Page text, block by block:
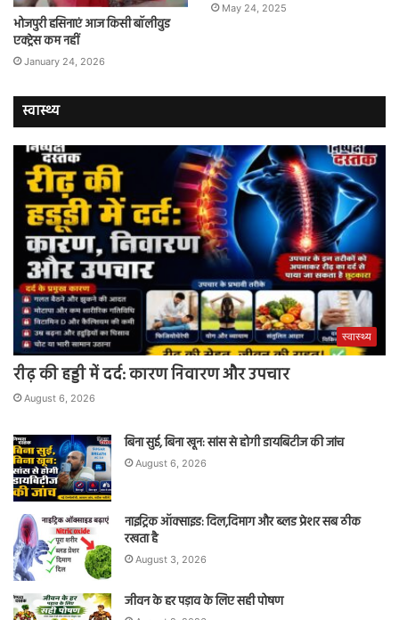
भोजपुरी हसिनाएं आज किसी बॉलीवुड
एक्ट्रेस कम नहीं
January 24, 2026
May 24, 2025
स्वास्थ्य
स्वास्थ्य
रीढ़ की हड्डी में दर्द: कारण निवारण और उपचार
August 6, 2026
बिना सुई, बिना खून: सांस से होगी डायबिटीज की जांच
August 6, 2026
नाइट्रिक ऑक्साइड: दिल,दिमाग और ब्लड प्रेशर सब ठीक
रखता है
August 3, 2026
जीवन के हर पड़ाव के लिए सही पोषण